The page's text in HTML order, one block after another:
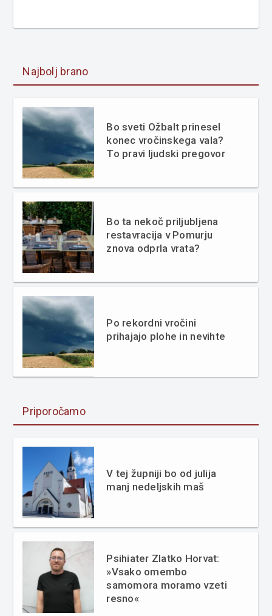
Najbolj brano
Bo sveti Ožbalt prinesel
konec vročinskega vala?
To pravi ljudski pregovor
Bo ta nekoč priljubljena
restavracija v Pomurju
znova odprla vrata?
Po rekordni vročini
prihajajo plohe in nevihte
Priporočamo
V tej župniji bo od julija
manj nedeljskih maš
Psihiater Zlatko Horvat:
»Vsako omembo
samomora moramo vzeti
resno«